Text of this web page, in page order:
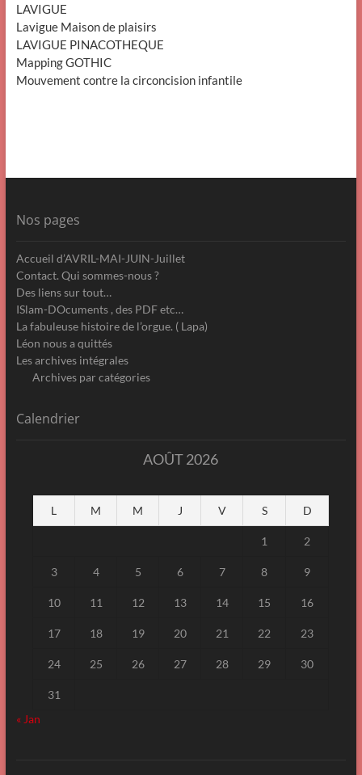
LAVIGUE
Lavigue Maison de plaisirs
LAVIGUE PINACOTHEQUE
Mapping GOTHIC
Mouvement contre la circoncision infantile
Nos pages
Accueil d’AVRIL-MAI-JUIN-Juillet
Contact. Qui sommes-nous ?
Des liens sur tout…
ISlam-DOcuments , des PDF etc…
La fabuleuse histoire de l’orgue. ( Lapa)
Léon nous a quittés
Les archives intégrales
Archives par catégories
Calendrier
AOÛT 2026
L M M J V S D
1 2
3 4 5 6 7 8 9
10 11 12 13 14 15 16
17 18 19 20 21 22 23
24 25 26 27 28 29 30
31
« Jan